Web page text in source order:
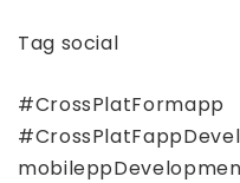
Tag social
#CrossPlatFormapp